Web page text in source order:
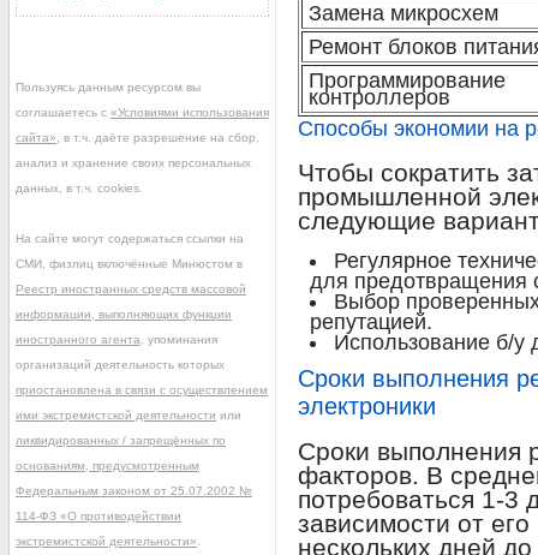
Замена микросхем
Ремонт блоков
Программирование
контроллеров
Способы экономии на
Чтобы сократить
промышленной
следующие
Регулярное
для предотвращения
Выбор
репутацией.
Использование б/у
Сроки выполнения
электроники
Сроки выполнения
факторов. В
потребоваться 1-3
зависимости от
нескольких дней
Пользуясь данным ресурсом вы
соглашаетесь с «Условиями использования
сайта» , в т.ч. даёте разрешение на сбор,
анализ и хранение своих персональных
данных, в т.ч. cookies.
На сайте могут содержаться ссылки на
СМИ, физлиц включённые Минюстом в
Реестр иностранных средств массовой
информации, выполняющих функции
иностранного агента , упоминания
организаций деятельность которых
приостановлена в связи с осуществлением
ими экстремистской деятельности или
ликвидированных / запрещённых по
основаниям, предусмотренным
Федеральным законом от 25.07.2002 №
114-ФЗ «О противодействии
экстремистской деятельности»